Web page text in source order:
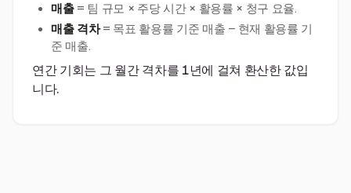
매출= 팀 규모 × 주당 시간 × 활용률 × 청구 요율.
매출 격차= 목표 활용률 기준 매출 − 현재 활용률 기
준 매출.
연간 기회는 그 월간 격차를 1년에 걸쳐 환산한 값입
니다.